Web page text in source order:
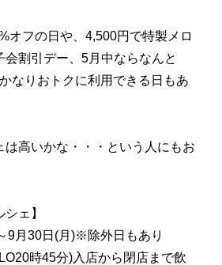
オフの日や、4,500円で特製メロ
会割引デー、5月中ならなんと
なりおトクに利用できる日もあ
は高いかな・・・という人にもお
ェ】
9月30日(月)※除外日もあり
時45分)入店から閉店まで飲